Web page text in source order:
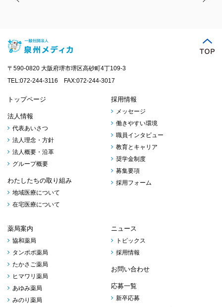
〒590-0820 大阪府堺市堺区高砂町4丁109-3
TEL:072-244-3116 FAX:072-244-3017
トップページ
法人情報
代表あいさつ
法人理念・方針
法人概要・沿革
グループ概要
わたしたちの取り組み
地域医療について
在宅医療について
採用情報
メッセージ
働きやすい環境
職員インタビュー
教育とキャリア
奨学金制度
募集要項
採用フォーム
薬局案内
協和薬局
タンポポ薬局
たかさご薬局
ヒマワリ薬局
あゆみ薬局
みのり薬局
ニュース
トピックス
採用情報
お問い合わせ
応募一覧
新卒応募